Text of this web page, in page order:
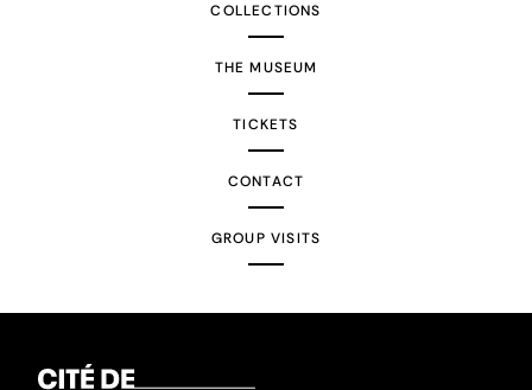
COLLECTIONS
THE MUSEUM
TICKETS
CONTACT
GROUP VISITS